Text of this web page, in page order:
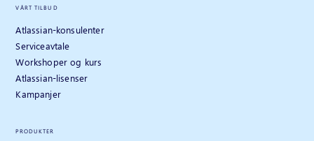
VÅRT TILBUD
Atlassian-konsulenter
Serviceavtale
Workshoper og kurs
Atlassian-lisenser
Kampanjer
PRODUKTER